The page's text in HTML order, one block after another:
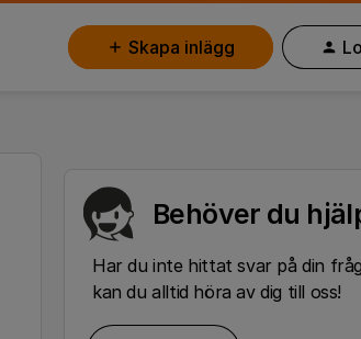
Skapa inlägg
Behöver du
Har du inte hittat svar på din
kan du alltid höra av dig till oss!